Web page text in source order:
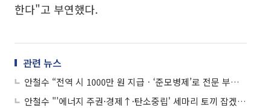
한다"고 부연했다.
관련 뉴스
안철수 “전역 시 1000만 원 지급ㆍ‘준모병제’로 전문 부사관 확대”
안철수 "'에너지 주권·경제↑·탄소중립' 세마리 토끼 잡겠다"